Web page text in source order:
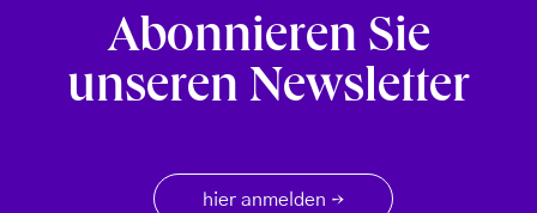
Abonnieren Sie
unseren Newsletter
hier anmelden →